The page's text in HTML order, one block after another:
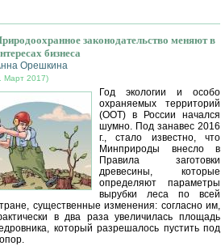
законодательство меняют в
бизнеса
Орешкина
Март 2017)
Год экологии и особо
охраняемых территорий
(ООТ) в России начался
шумно. Под занавес 2016
г., стало известно, что
Минприроды внесло в
Правила заготовки
древесины, которые
определяют параметры
вырубки леса по всей
существенные изменения: согласно им,
в два раза увеличилась площадь
который разрешалось пустить под